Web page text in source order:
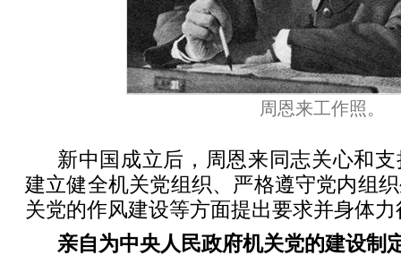
周恩来工作照。
新中国成立后，周恩来同志关心和
建立健全机关党组织、严格遵守党内组
关党的作风建设等方面提出要求并身体
亲自为中央人民政府机关党的建设制